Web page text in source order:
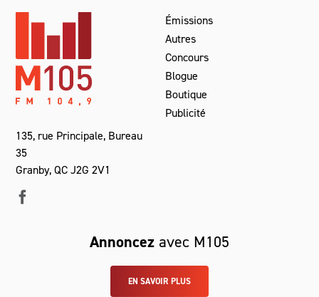
135, rue Principale, Bureau
35
Granby, QC J2G 2V1
Émissions
Autres
Concours
Blogue
Boutique
Publicité
Annoncez avec M105
EN SAVOIR PLUS